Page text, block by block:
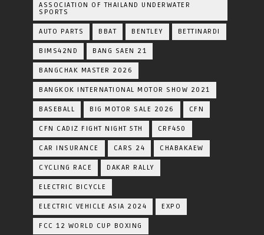
ASSOCIATION OF THAILAND UNDERWATER
SPORTS
AUTO PARTS BBAT BENTLEY BETTINARDI
BIMS42ND BANG SAEN 21
BANGCHAK MASTER 2026
BANGKOK INTERNATIONAL MOTOR SHOW 2021
BASEBALL BIG MOTOR SALE 2026 CFN
CFN CADIZ FIGHT NIGHT 5TH CRF450
CAR INSURANCE CARS 24 CHABAKAEW
CYCLING RACE DAKAR RALLY
ELECTRIC BICYCLE
ELECTRIC VEHICLE ASIA 2024 EXPO
FCC 12 WORLD CUP BOXING